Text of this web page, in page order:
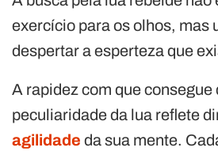
exercício para os olhos, mas
despertar a esperteza que
A rapidez com que consegue
peculiaridade da lua reflete
agilidade da sua mente.